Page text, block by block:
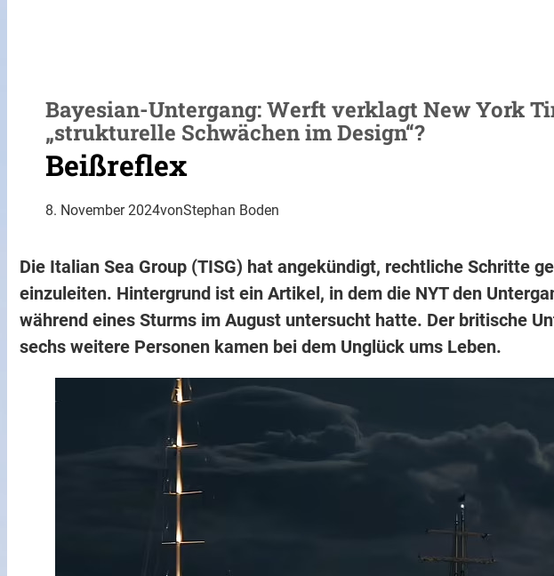
Bayesian-Untergang: Werft verklagt New York
„strukturelle Schwächen im Design“?
Beißreflex
8. November 2024vonStephan Boden
Die Italian Sea Group (TISG) hat angekündigt, rechtliche Schritte
einzuleiten. Hintergrund ist ein Artikel, in dem die NYT den
während eines Sturms im August untersucht hatte. Der britische
sechs weitere Personen kamen bei dem Unglück ums Leben.